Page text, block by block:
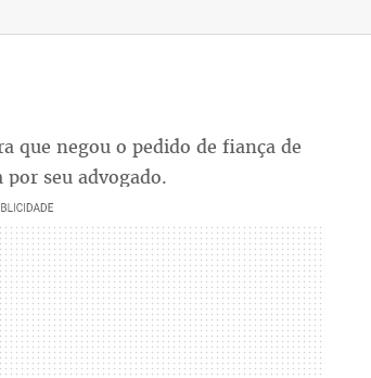
que negou o pedido de fiança de
por seu advogado.